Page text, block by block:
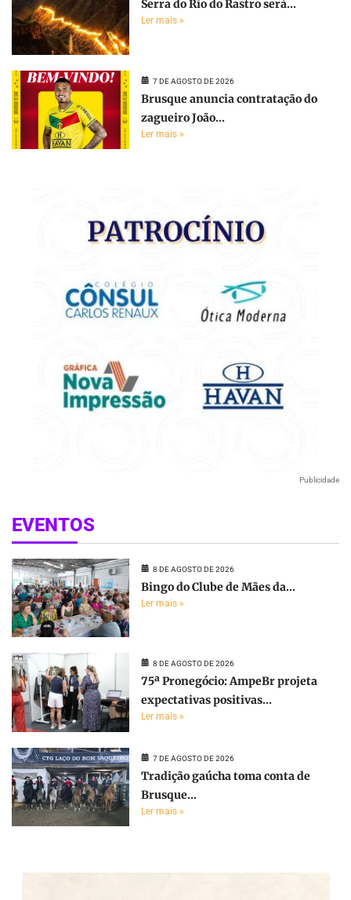
Serra do Rio do Rastro será...
Ler mais »
7 DE AGOSTO DE 2026
Brusque anuncia contratação do
zagueiro João...
Ler mais »
Publicidade
EVENTOS
8 DE AGOSTO DE 2026
Bingo do Clube de Mães da...
Ler mais »
8 DE AGOSTO DE 2026
75ª Pronegócio: AmpeBr projeta
expectativas positivas...
Ler mais »
7 DE AGOSTO DE 2026
Tradição gaúcha toma conta de
Brusque...
Ler mais »